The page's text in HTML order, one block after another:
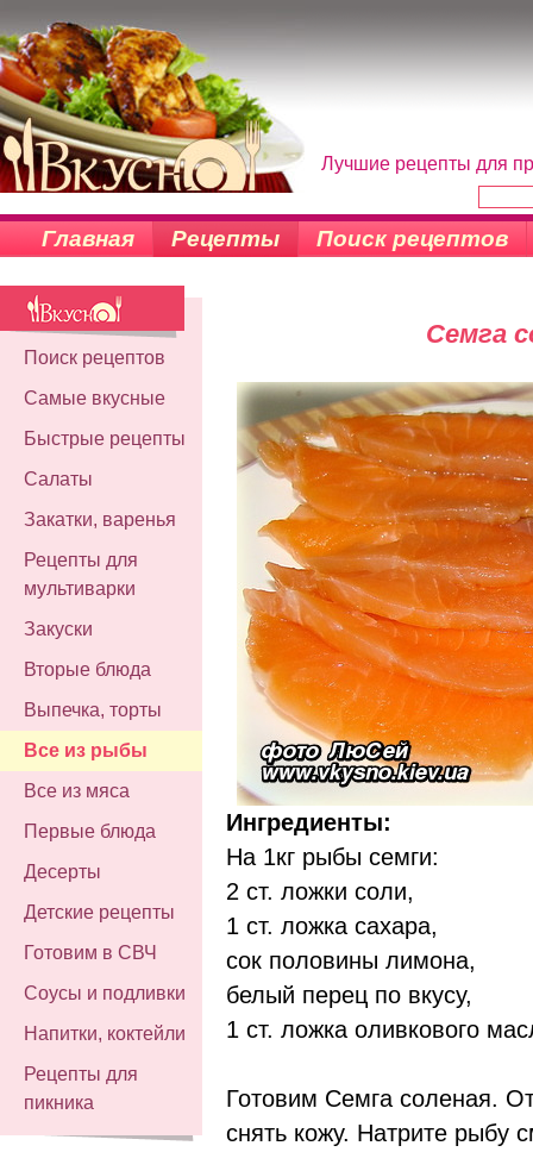
Лучшие рецепты для
Главная Рецепты Поиск рецептов
Поиск рецептов
Самые вкусные
Быстрые рецепты
Салаты
Закатки, варенья
Рецепты для
мультиварки
Закуски
Вторые блюда
Выпечка, торты
Все из рыбы
Все из мяса
Первые блюда
Десерты
Детские рецепты
Готовим в СВЧ
Соусы и подливки
Напитки, коктейли
Рецепты для
пикника
Семга
Ингредиенты:
На 1кг рыбы семги:
2 ст. ложки соли,
1 ст. ложка сахара,
сок половины лимона,
белый перец по вкусу,
1 ст. ложка оливкового
Готовим Семга соленая.
снять кожу. Натрите рыбу